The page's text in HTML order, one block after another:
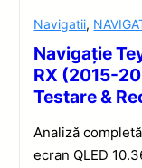
Navigatii,
Navigație
RX (2015-
Testare &
Analiză
ecran QLED